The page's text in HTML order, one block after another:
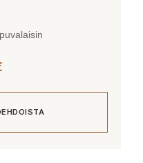
284,00 €